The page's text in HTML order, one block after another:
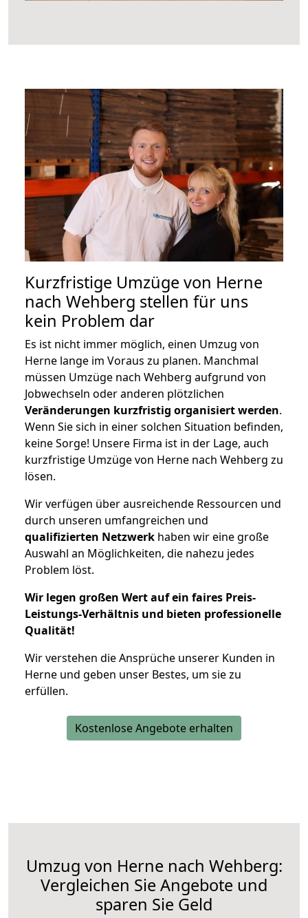
Kurzfristige Umzüge von Herne
nach Wehberg stellen für uns
kein Problem dar
Es ist nicht immer möglich, einen Umzug von
Herne lange im Voraus zu planen. Manchmal
müssen Umzüge nach Wehberg aufgrund von
Jobwechseln oder anderen plötzlichen
Veränderungen kurzfristig organisiert werden.
Wenn Sie sich in einer solchen Situation befinden,
keine Sorge! Unsere Firma ist in der Lage, auch
kurzfristige Umzüge von Herne nach Wehberg zu
lösen.
Wir verfügen über ausreichende Ressourcen und
durch unseren umfangreichen und
qualifizierten Netzwerk haben wir eine große
Auswahl an Möglichkeiten, die nahezu jedes
Problem löst.
Wir legen großen Wert auf ein faires Preis-
Leistungs-Verhältnis und bieten professionelle
Qualität!
Wir verstehen die Ansprüche unserer Kunden in
Herne und geben unser Bestes, um sie zu
erfüllen.
Kostenlose Angebote erhalten
Umzug von Herne nach Wehberg:
Vergleichen Sie Angebote und
sparen Sie Geld